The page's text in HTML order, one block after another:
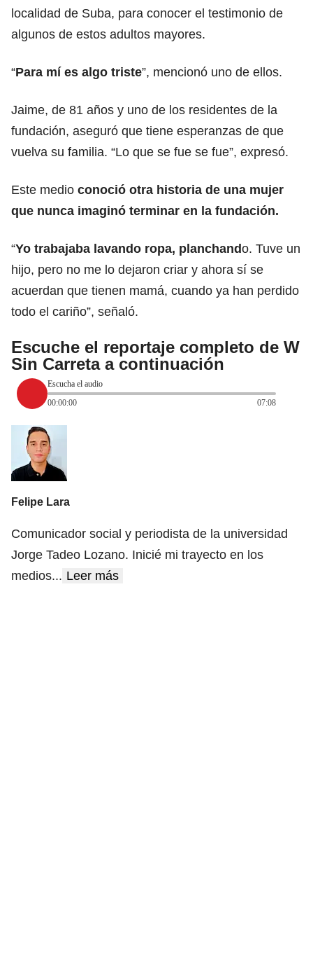
localidad de Suba, para conocer el testimonio de
algunos de estos adultos mayores.
“Para mí es algo triste”, mencionó uno de ellos.
Jaime, de 81 años y uno de los residentes de la
fundación, aseguró que tiene esperanzas de que
vuelva su familia. “Lo que se fue se fue”, expresó.
Este medio conoció otra historia de una mujer
que nunca imaginó terminar en la fundación.
“Yo trabajaba lavando ropa, planchando. Tuve un
hijo, pero no me lo dejaron criar y ahora sí se
acuerdan que tienen mamá, cuando ya han perdido
todo el cariño”, señaló.
Escuche el reportaje completo de W
Sin Carreta a continuación
Escucha el audio
00:00:00
07:08
Felipe Lara
Comunicador social y periodista de la universidad
Jorge Tadeo Lozano. Inicié mi trayecto en los
medios... Leer más